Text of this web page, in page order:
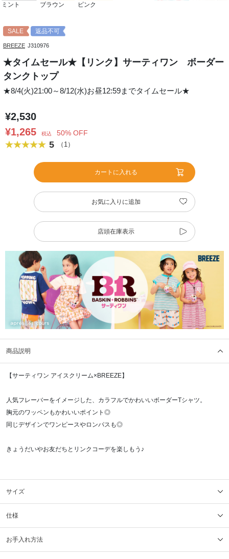
ミント ブラウン ピンク
SALE 返品不可
BREEZE J310976
★タイムセール★【リンク】サーティワン ボーダー
タンクトップ
★8/4(火)21:00～8/12(水)お昼12:59までタイムセール★
¥2,530
¥1,265
税込 50% OFF
5 （1）
カートに入れる
お気に入りに追加
店頭在庫表示
商品説明
【サーティワン アイスクリーム×BREEZE】
人気フレーバーをイメージした、カラフルでかわいいボーダーTシャツ。
胸元のワッペンもかわいいポイント◎
同じデザインでワンピースやロンパスも◎
きょうだいやお友だちとリンクコーデを楽しもう♪
サイズ
仕様
お手入れ方法